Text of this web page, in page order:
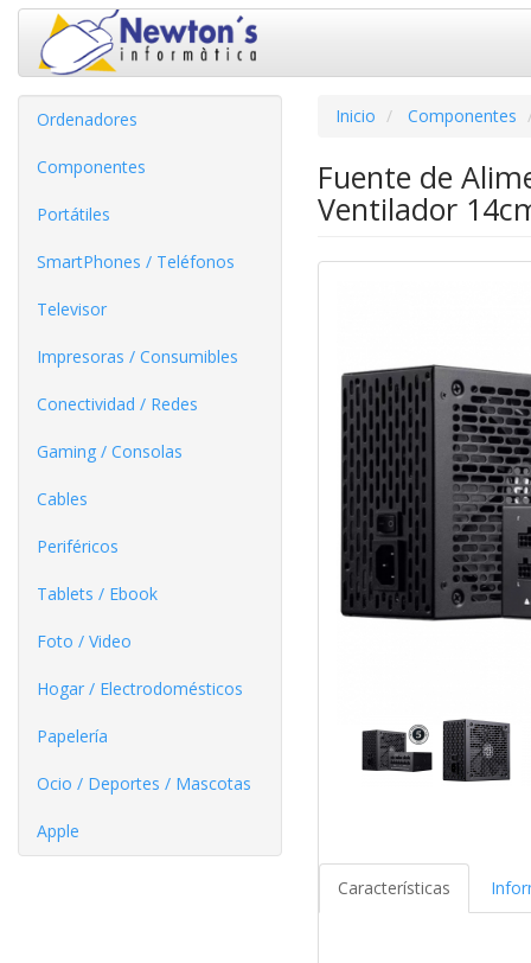
Ordenadores
Componentes
Portátiles
SmartPhones / Teléfonos
Televisor
Impresoras / Consumibles
Conectividad / Redes
Gaming / Consolas
Cables
Periféricos
Tablets / Ebook
Foto / Video
Hogar / Electrodomésticos
Papelería
Ocio / Deportes / Mascotas
Apple
Inicio Componentes
Fuente de
Ventilador
Características